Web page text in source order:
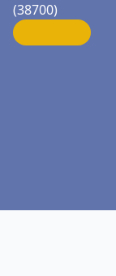
(38700)